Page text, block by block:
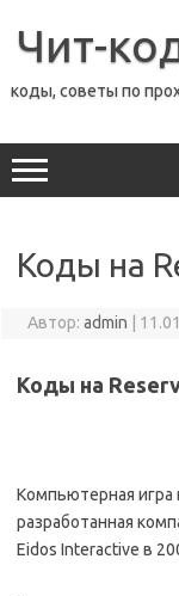
содержимому
Чит-
коды, советы по
Коды на
Автор: admin
Коды на
Компьютерная игра
разработанная
Eidos Interactive в